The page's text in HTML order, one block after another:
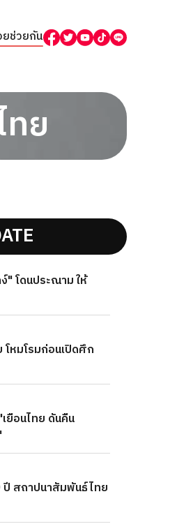
ช่วยกัน
ย
" โดนประณาม ให้
หมโรมก่อนเปิดศึก
ยือนไทย ดันคืน
สถาปนาสัมพันธ์ไทย